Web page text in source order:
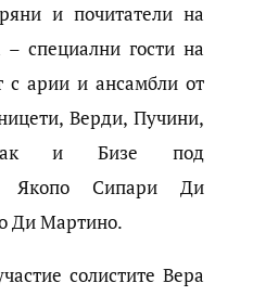
и почитатели на
– специални гости на
с арии и ансамбли от
Верди, Пучини,
и Бизе под
Якопо Сипари Ди
Ди Мартино.
солистите Вера